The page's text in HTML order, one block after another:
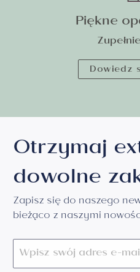
Piękne
Dowiedz
Otrzymaj
dowolne
Zapisz się do naszego
bieżąco z naszymi